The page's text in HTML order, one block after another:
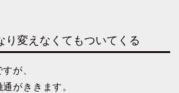
り変えなくてもついてくる
が、
がききます。